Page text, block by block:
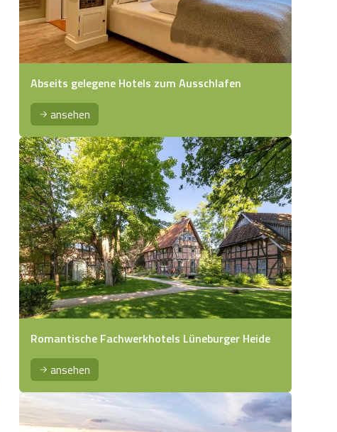
Abseits gelegene Hotels zum Ausschlafen
ansehen
Romantische Fachwerkhotels Lüneburger Heide
ansehen